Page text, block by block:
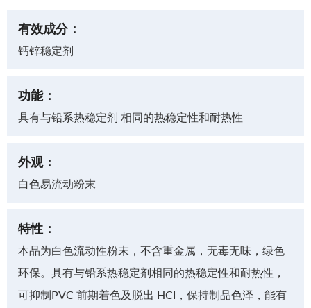
有效成分：
钙锌稳定剂
功能：
具有与铅系热稳定剂 相同的热稳定性和耐热性
外观：
白色易流动粉末
特性：
本品为白色流动性粉末，不含重金属，无毒无味，绿色
环保。具有与铅系热稳定剂相同的热稳定性和耐热性，
可抑制PVC 前期着色及脱出 HCI，保持制品色泽，能有